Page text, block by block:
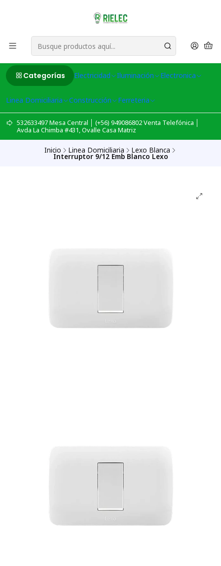
Categorías Electricidad Iluminación Electronica
Linea Domiciliaria Construcción Ferreteria
532633497 Mesa Central │ (+56) 949086802 Venta Telefónica │
Avda La Chimba #431, Ovalle Casa Matriz
Inicio Linea Domiciliaria Lexo Blanca
Interruptor 9/12 Emb Blanco Lexo